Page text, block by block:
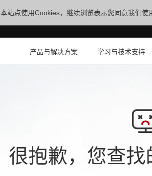
本站点使用Cookies，继续浏览表示您同意我们使
产品与解决方案 学习与技术支持
很抱歉，您查